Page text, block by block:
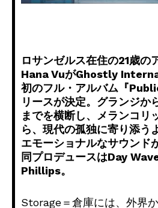
ロサンゼルス在住の21歳の
Hana VuがGhostly
初のフル・アルバム『
リースが決定。グランジか
までを横断し、メランコリ
ら、 現代の孤独に寄り添う
エモーショナルなサウン ド
同プロデュースはDay
Phillips。
Storage＝倉庫には、 外界